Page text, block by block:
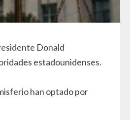
Donald
estadounidenses.
han optado por